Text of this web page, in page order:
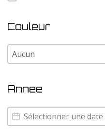
Couleur
Couleur
Couleur
Annee
Annee
Annee